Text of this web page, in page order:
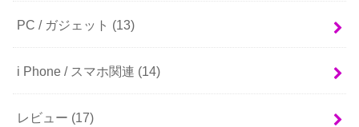
PC / ガジェット (13)
i Phone / スマホ関連 (14)
レビュー (17)